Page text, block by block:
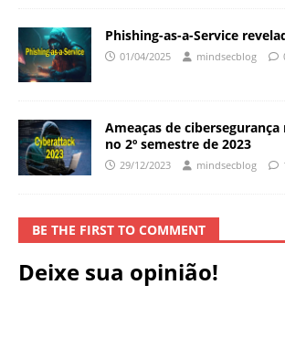
Phishing-as-a-Service
01/04/2025 mindsecblog
Ameaças de
no 2º semestre de 2023
29/12/2023 mindsecblog
BE THE FIRST TO COMMENT
Deixe sua opinião!